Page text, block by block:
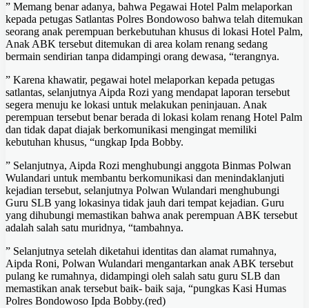
” Memang benar adanya, bahwa Pegawai Hotel Palm melaporkan
kepada petugas Satlantas Polres Bondowoso bahwa telah ditemukan
seorang anak perempuan berkebutuhan khusus di lokasi Hotel Palm,
Anak ABK tersebut ditemukan di area kolam renang sedang
bermain sendirian tanpa didampingi orang dewasa, “terangnya.
” Karena khawatir, pegawai hotel melaporkan kepada petugas
satlantas, selanjutnya Aipda Rozi yang mendapat laporan tersebut
segera menuju ke lokasi untuk melakukan peninjauan. Anak
perempuan tersebut benar berada di lokasi kolam renang Hotel Palm
dan tidak dapat diajak berkomunikasi mengingat memiliki
kebutuhan khusus, “ungkap Ipda Bobby.
” Selanjutnya, Aipda Rozi menghubungi anggota Binmas Polwan
Wulandari untuk membantu berkomunikasi dan menindaklanjuti
kejadian tersebut, selanjutnya Polwan Wulandari menghubungi
Guru SLB yang lokasinya tidak jauh dari tempat kejadian. Guru
yang dihubungi memastikan bahwa anak perempuan ABK tersebut
adalah salah satu muridnya, “tambahnya.
” Selanjutnya setelah diketahui identitas dan alamat rumahnya,
Aipda Roni, Polwan Wulandari mengantarkan anak ABK tersebut
pulang ke rumahnya, didampingi oleh salah satu guru SLB dan
memastikan anak tersebut baik- baik saja, “pungkas Kasi Humas
Polres Bondowoso Ipda Bobby.(red)